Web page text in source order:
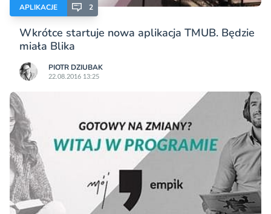
APLIKACJE 2
Wkrótce startuje nowa aplikacja TMUB. Będzie
miała Blika
PIOTR DZIUBAK
22.08.2016 13:25